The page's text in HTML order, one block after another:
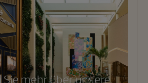
Sie mehr über unsere